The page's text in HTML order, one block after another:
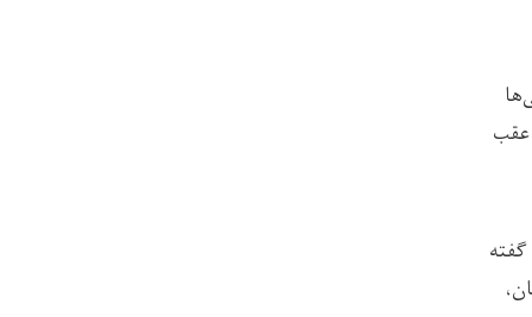
عقب
گفته